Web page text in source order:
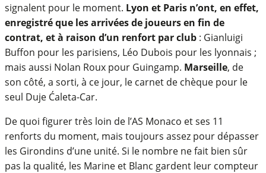
signalent pour le moment. Lyon et Paris n’ont, en effet,
enregistré que les arrivées de joueurs en fin de
contrat, et à raison d’un renfort par club : Gianluigi
Buffon pour les parisiens, Léo Dubois pour les lyonnais ;
mais aussi Nolan Roux pour Guingamp. Marseille, de
son côté, a sorti, à ce jour, le carnet de chèque pour le
seul Duje Ćaleta-Car.
De quoi figurer très loin de l’AS Monaco et ses 11
renforts du moment, mais toujours assez pour dépasser
les Girondins d’une unité. Si le nombre ne fait bien sûr
pas la qualité, les Marine et Blanc gardent leur compteur